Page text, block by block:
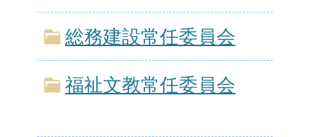
総務建設常任委員会
福祉文教常任委員会